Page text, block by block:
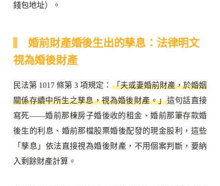
錢包地址）。
婚前財產婚後生出的孳息：法律明文
視為婚後財產
民法第 1017 條第 3 項規定：「夫或妻婚前財產，於婚姻
關係存續中所生之孳息，視為婚後財產。」這句話直接
寫死——婚前那棟房子婚後收的租金、婚前那筆存款婚
後生的利息、婚前那檔股票婚後配發的現金股利，這些
「孳息」依法直接視為婚後財產，不用個案判斷，要納
入剩餘財產計算。